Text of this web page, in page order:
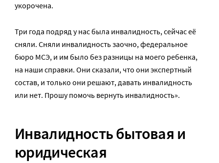
укорочена.
Три года подряд у нас была инвалидность, сейчас её
сняли. Сняли инвалидность заочно, федеральное
бюро МСЭ, и им было без разницы на моего ребенка,
на наши справки. Они сказали, что они экспертный
состав, и только они решают, давать инвалидность
или нет. Прошу помочь вернуть инвалидность».
Инвалидность бытовая и
юридическая